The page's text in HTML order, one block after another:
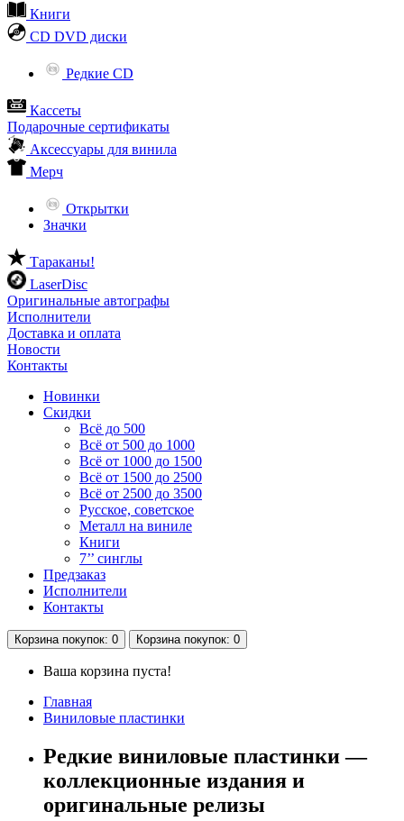
Книги
CD DVD диски
Редкие CD
Кассеты
Подарочные сертификаты
Аксессуары для винила
Мерч
Открытки
Значки
Тараканы!
LaserDisc
Оригинальные автографы
Исполнители
Доставка и оплата
Новости
Контакты
Новинки
Скидки
Всё до 500
Всё от 500 до 1000
Всё от 1000 до 1500
Всё от 1500 до 2500
Всё от 2500 до 3500
Русское, советское
Металл на виниле
Книги
7’’ синглы
Предзаказ
Исполнители
Контакты
Корзина покупок: 0 Корзина покупок: 0
Ваша корзина пуста!
Главная
Виниловые пластинки
Редкие виниловые пластинки —
коллекционные издания и
оригинальные релизы